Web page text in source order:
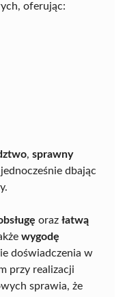
oferując:
, sprawny
jednocześnie dbając
oraz łatwą
wygodę
doświadczenia w
przy realizacji
sprawia, że